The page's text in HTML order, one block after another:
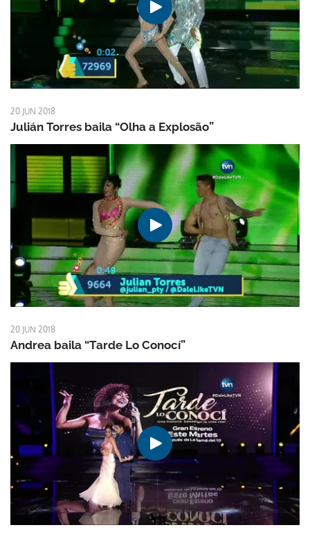
20 JUN 2018
Julián Torres baila “Olha a Explosão”
20 JUN 2018
Andrea baila “Tarde Lo Conocí”